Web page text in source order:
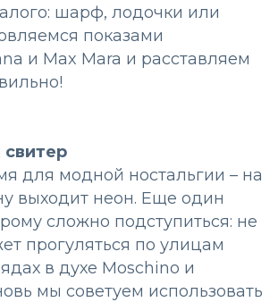
шарф, лодочки или
показами
и Max Mara и расставляем
для модной ностальгии – на
выходит неон. Еще один
сложно подступиться: не
прогуляться по улицам
в духе Moschino и
мы советуем использовать